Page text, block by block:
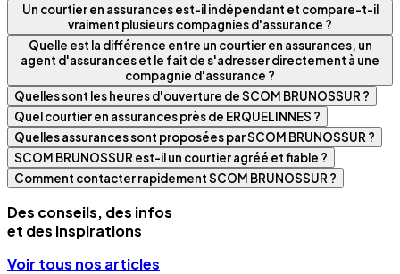
Un courtier en assurances est-il indépendant et compare-t-il
vraiment plusieurs compagnies d'assurance ?
Quelle est la différence entre un courtier en assurances, un
agent d'assurances et le fait de s'adresser directement à une
compagnie d'assurance ?
Quelles sont les heures d'ouverture de SCOM BRUNOSSUR ?
Quel courtier en assurances près de ERQUELINNES ?
Quelles assurances sont proposées par SCOM BRUNOSSUR ?
SCOM BRUNOSSUR est-il un courtier agréé et fiable ?
Comment contacter rapidement SCOM BRUNOSSUR ?
Des conseils, des infos
et des inspirations
Voir tous nos articles